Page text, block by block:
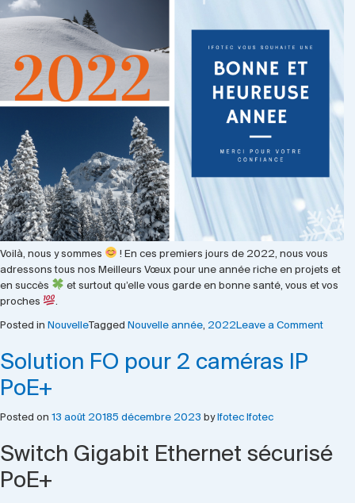
Voilà, nous y sommes
! En ces premiers jours de 2022, nous vous
adressons tous nos Meilleurs Vœux pour une année riche en projets et
en succès
et surtout qu’elle vous garde en bonne santé, vous et vos
proches
.
Posted in NouvelleTagged Nouvelle année, 2022Leave a Commenton
Solution FO pour 2 caméras IP
PoE+
Posted on 13 août 20185 décembre 2023 byIfotec Ifotec
Switch Gigabit Ethernet sécurisé
PoE+